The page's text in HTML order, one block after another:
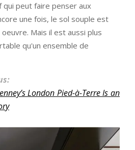
peut faire penser aux
une fois, le sol souple est
Mais il est aussi plus
qu'un ensemble de
London Pied-à-Terre Is an